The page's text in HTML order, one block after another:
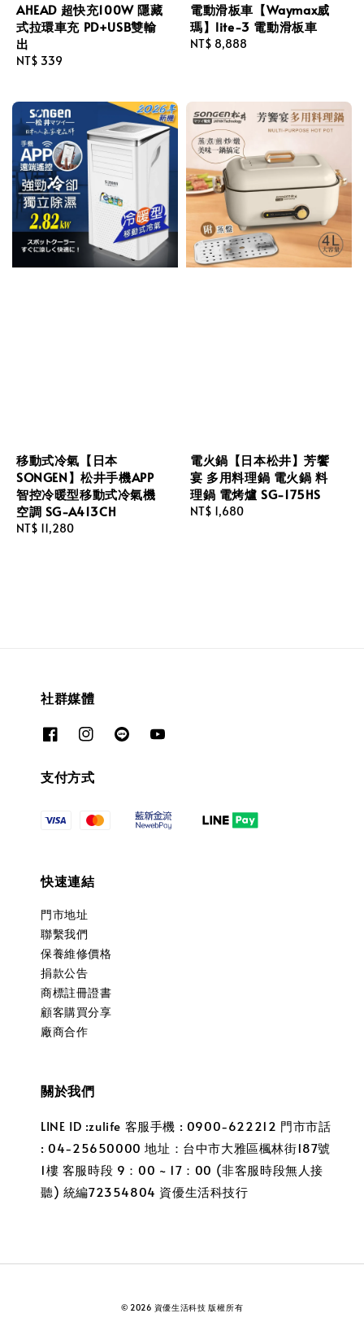
AHEAD 超快充100W 隱藏
式拉環車充 PD+USB雙輸
出
Regular
NT$ 339
電動滑板車【Waymax威
瑪】lite-3 電動滑板車
Regular
NT$ 8,888
移動式冷氣【日本
SONGEN】松井手機APP
智控冷暖型移動式冷氣機
空調 SG-A413CH
Regular
NT$ 11,280
電火鍋【日本松井】芳饗
宴 多用料理鍋 電火鍋 料
理鍋 電烤爐 SG-175HS
Regular
NT$ 1,680
社群媒體
支付方式
快速連結
門市地址
聯繫我們
保養維修價格
捐款公告
商標註冊證書
顧客購買分享
廠商合作
關於我們
LINE ID :zulife 客服手機 : 0900-622212 門市市話
: 04-25650000 地址：台中市大雅區楓林街187號
1樓 客服時段 9：00 ~ 17：00 (非客服時段無人接
聽) 統編72354804 資優生活科技行
© 2026 資優生活科技 版權所有